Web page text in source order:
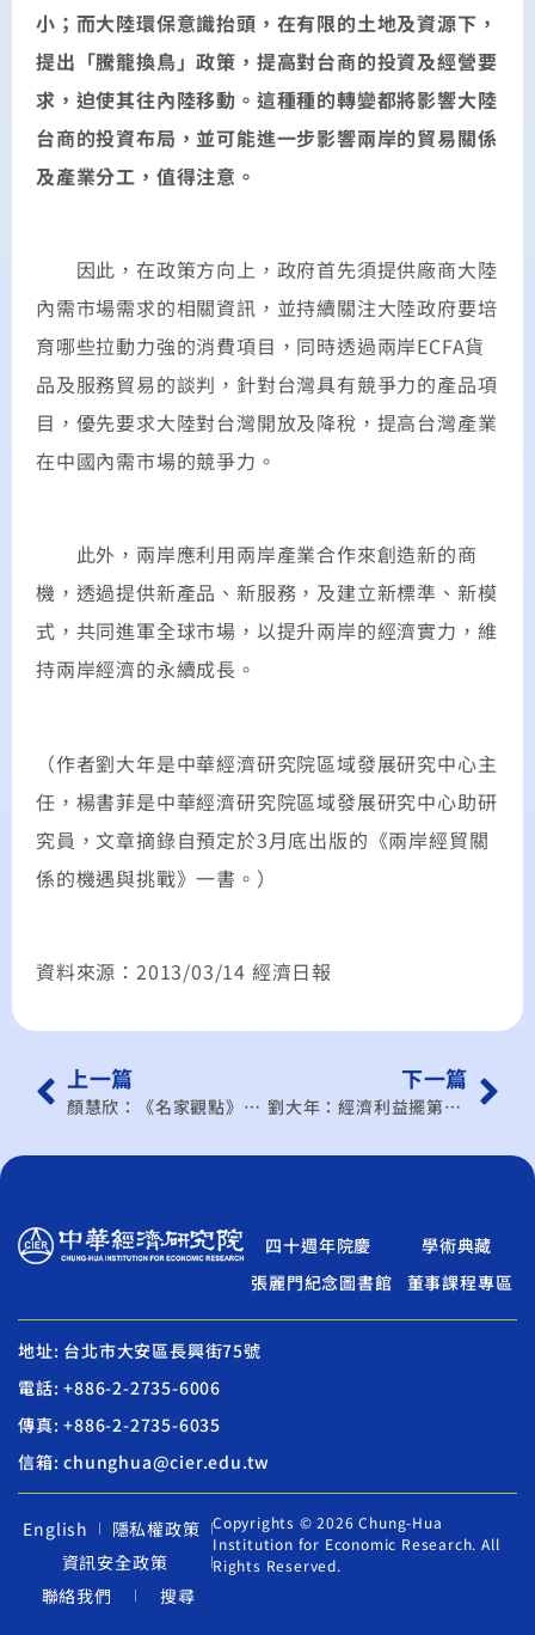
小；而大陸環保意識抬頭，在有限的土地及資源下，
提出「騰籠換鳥」政策，提高對台商的投資及經營要
求，迫使其往內陸移動。這種種的轉變都將影響大陸
台商的投資布局，並可能進一步影響兩岸的貿易關係
及產業分工，值得注意。
因此，在政策方向上，政府首先須提供廠商大陸
內需市場需求的相關資訊，並持續關注大陸政府要培
育哪些拉動力強的消費項目，同時透過兩岸ECFA貨
品及服務貿易的談判，針對台灣具有競爭力的產品項
目，優先要求大陸對台灣開放及降稅，提高台灣產業
在中國內需市場的競爭力。
此外，兩岸應利用兩岸產業合作來創造新的商
機，透過提供新產品、新服務，及建立新標準、新模
式，共同進軍全球市場，以提升兩岸的經濟實力，維
持兩岸經濟的永續成長。
（作者劉大年是中華經濟研究院區域發展研究中心主
任，楊書菲是中華經濟研究院區域發展研究中心助研
究員，文章摘錄自預定於3月底出版的《兩岸經貿關
係的機遇與挑戰》一書。）
資料來源：2013/03/14 經濟日報
上一篇
顏慧欣：《名家觀點》TIFA發展 利大於弊
下一篇
劉大年：經濟利益擺第一 FTA、TPP競合尬實力…東亞供應鏈洗牌 台廠靠邊站？
四十週年院慶
學術典藏
張麗門紀念圖書館
董事課程專區
地址: 台北市大安區長興街75號
電話: +886-2-2735-6006
傳真: +886-2-2735-6035
信箱: chunghua@cier.edu.tw
English
隱私權政策
資訊安全政策
聯絡我們
搜尋
Copyrights © 2026 Chung-Hua
Institution for Economic Research. All
Rights Reserved.